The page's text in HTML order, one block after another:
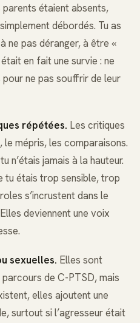
étaient absents,
débordés. Tu as
ne pas déranger, à être «
en fait une survie : ne
ne pas souffrir de leur
répétées. Les critiques
mépris, les comparaisons.
n’étais jamais à la hauteur.
tu étais trop sensible, trop
s’incrustent dans le
deviennent une voix
sexuelles. Elles sont
de C-PTSD, mais
elles ajoutent une
surtout si l’agresseur était